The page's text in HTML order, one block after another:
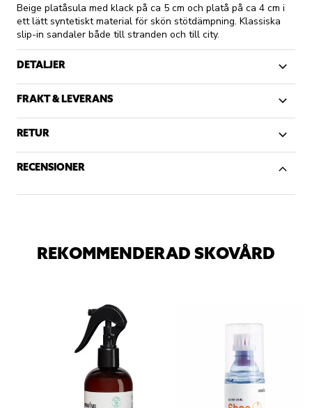
Beige platåsula med klack på ca 5 cm och platå på ca 4 cm i
ett lätt syntetiskt material för skön stötdämpning. Klassiska
slip-in sandaler både till stranden och till city.
DETALJER
FRAKT & LEVERANS
RETUR
RECENSIONER
REKOMMENDERAD SKOVÅRD